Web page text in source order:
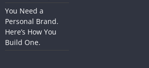
You Need a
Personal Brand.
Here’s How You
Build One.